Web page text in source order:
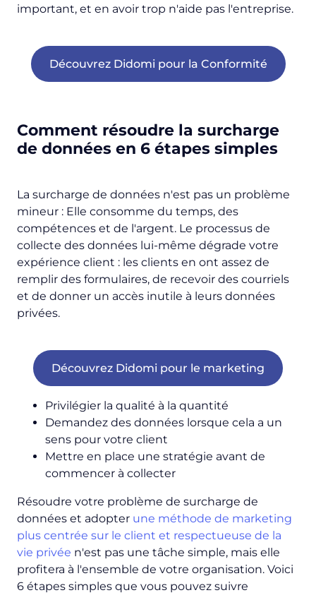
important, et en avoir trop n'aide pas l'entreprise.
Découvrez Didomi pour la Conformité
Comment résoudre la surcharge
de données en 6 étapes simples
La surcharge de données n'est pas un problème
mineur : Elle consomme du temps, des
compétences et de l'argent. Le processus de
collecte des données lui-même dégrade votre
expérience client : les clients en ont assez de
remplir des formulaires, de recevoir des courriels
et de donner un accès inutile à leurs données
privées.
Découvrez Didomi pour le marketing
Privilégier la qualité à la quantité
Demandez des données lorsque cela a un
sens pour votre client
Mettre en place une stratégie avant de
commencer à collecter
Résoudre votre problème de surcharge de
données et adopter une méthode de marketing
plus centrée sur le client et respectueuse de la
vie privée n'est pas une tâche simple, mais elle
profitera à l'ensemble de votre organisation. Voici
6 étapes simples que vous pouvez suivre